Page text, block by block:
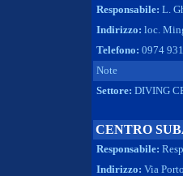
Responsabile: L.
Indirizzo: loc.
Telefono: 0974
Note
Settore: DIVING
CENTRO
Responsabile:
Indirizzo: Via